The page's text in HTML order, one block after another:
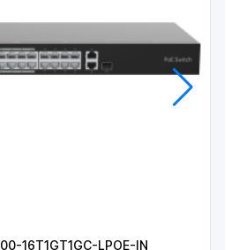
Próximo
16T1GT1GC-LPOE-IN